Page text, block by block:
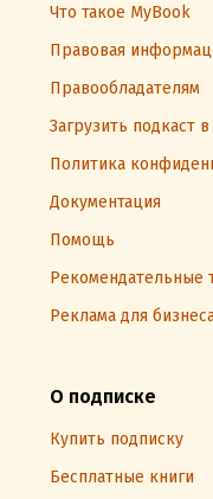
Что такое MyBook
Правовая
Правообладателям
Загрузить подкаст
Политика
Документация
Помощь
Рекомендательные
Реклама для
О подписке
Купить подписку
Бесплатные книги